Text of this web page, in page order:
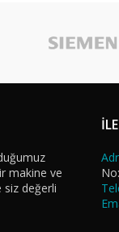
makine ve
değerli